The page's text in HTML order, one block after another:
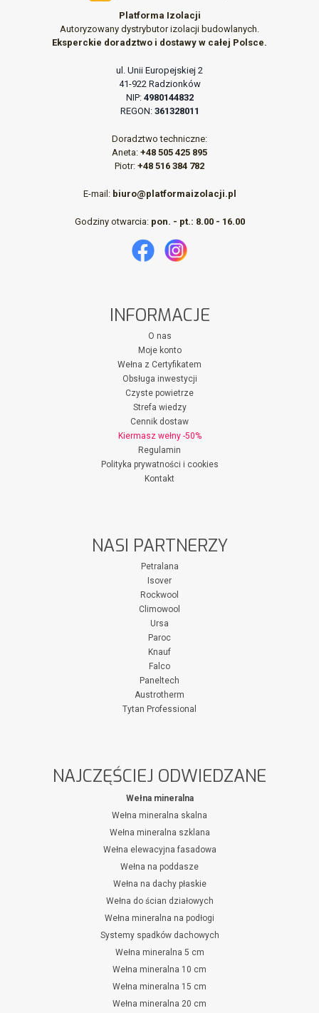
Platforma Izolacji
Autoryzowany dystrybutor izolacji budowlanych.
Eksperckie doradztwo i dostawy w całej Polsce.
ul. Unii Europejskiej 2
41-922 Radzionków
NIP: 4980144832
REGON: 361328011
Doradztwo techniczne:
Aneta: +48 505 425 895
Piotr: +48 516 384 782
E-mail: biuro@platformaizolacji.pl
Godziny otwarcia: pon. - pt.: 8.00 - 16.00
INFORMACJE
O nas
Moje konto
Wełna z Certyfikatem
Obsługa inwestycji
Czyste powietrze
Strefa wiedzy
Cennik dostaw
Kiermasz wełny -50%
Regulamin
Polityka prywatności i cookies
Kontakt
NASI PARTNERZY
Petralana
Isover
Rockwool
Climowool
Ursa
Paroc
Knauf
Falco
Paneltech
Austrotherm
Tytan Professional
NAJCZĘŚCIEJ ODWIEDZANE
Wełna mineralna
Wełna mineralna skalna
Wełna mineralna szklana
Wełna elewacyjna fasadowa
Wełna na poddasze
Wełna na dachy płaskie
Wełna do ścian działowych
Wełna mineralna na podłogi
Systemy spadków dachowych
Wełna mineralna 5 cm
Wełna mineralna 10 cm
Wełna mineralna 15 cm
Wełna mineralna 20 cm